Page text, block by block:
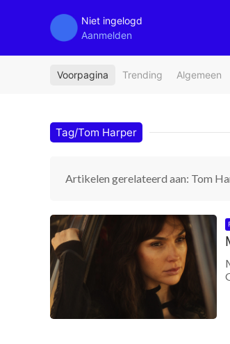
Niet ingelogd
Aanmelden
Voorpagina Trending Algemeen
Tag/Tom Harper
Artikelen gerelateerd aan: Tom